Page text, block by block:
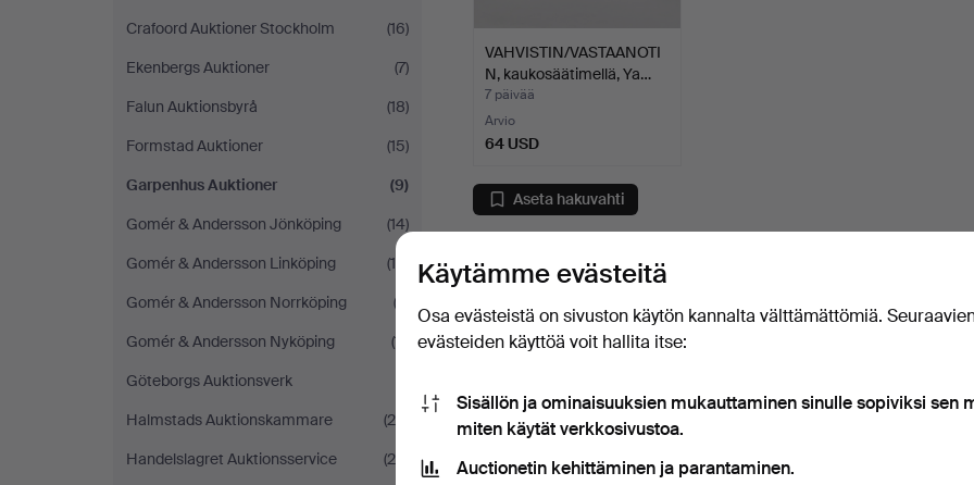
Crafoord Auktioner Stockholm
(16)
Ekenbergs Auktioner
(7)
Falun Auktionsbyrå
(18)
Formstad Auktioner
(15)
Garpenhus Auktioner
(9)
Gomér & Andersson Jönköping
(14)
Gomér & Andersson Linköping
(16)
Gomér & Andersson Norrköping
(3)
Gomér & Andersson Nyköping
(11)
Göteborgs Auktionsverk
Halmstads Auktionskammare
(26)
Handelslagret Auktionsservice
(24)
VAHVISTIN/VASTAANOTI
N, kaukosäätimellä, Ya…
7 päivää
Arvio
64 USD
Aseta hakuvahti
meidän arkistomme, jossa ovat
Käytämme evästeitä
Osa evästeistä on sivuston käytön kannalta välttämättömiä.
evästeiden käyttöä voit hallita itse:
Sisällön ja ominaisuuksien mukauttaminen sinulle sopiviksi sen
miten käytät verkkosivustoa.
Auctionetin kehittäminen ja parantaminen.